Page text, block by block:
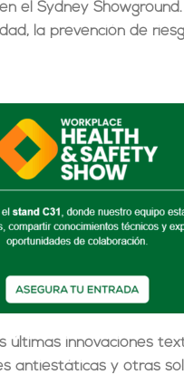
el Sydney Showground
la prevención de
últimas innovaciones
antiestáticas y otras